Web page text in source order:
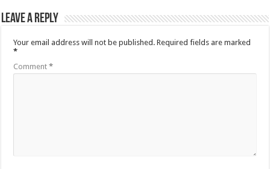
Leave a Reply
Your email address will not be published. Required fields are marked
*
Comment*